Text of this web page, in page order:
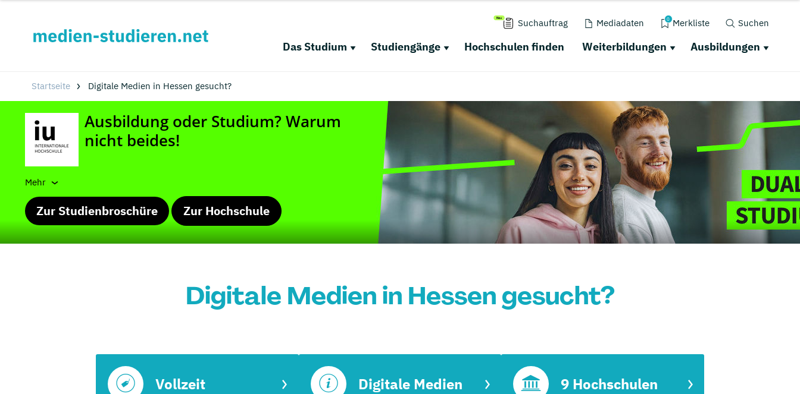
Suchauftrag Mediadaten 0 Merkliste Suchen
Das Studium Studiengänge Hochschulen finden Weiterbildungen Ausbildungen
Startseite Digitale Medien in Hessen gesucht?
Mehr
Zur Studienbroschüre Zur Hochschule
Digitale Medien in Hessen gesucht?
Vollzeit Digitale Medien 9 Hochschulen